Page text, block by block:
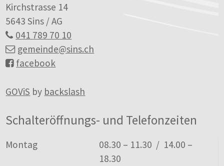
Kirchstrasse 14
5643 Sins / AG
041 789 70 10
gemeinde@sins.ch
facebook
GOViS by backslash
Schalteröffnungs- und Telefonzeiten
TagÖffnungszeiten
Montag
08.30 – 11.30 / 14.00 –
18.30